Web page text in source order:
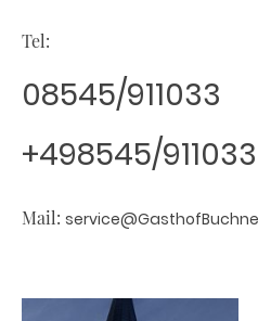
Tel:
08545/911033
+498545/911033
Mail: